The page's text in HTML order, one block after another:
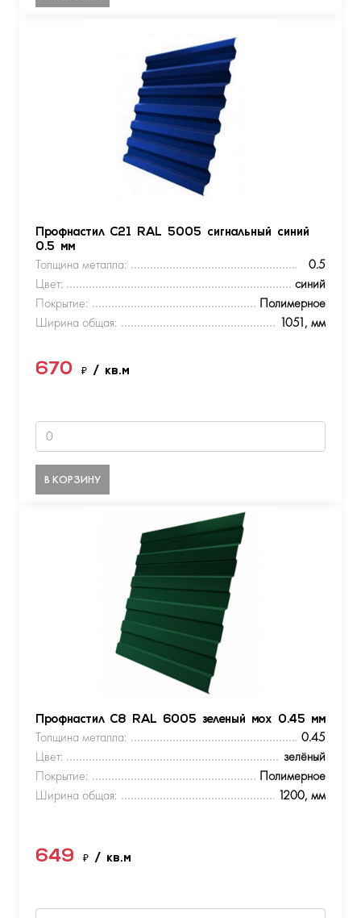
Профнастил С21 RAL 5005 сигнальный синий
0.5 мм
Толщина металла:
0.5
Цвет:
синий
Покрытие:
Полимерное
Ширина общая:
1051, мм
670 ₽ / кв.м
В КОРЗИНУ
Профнастил С8 RAL 6005 зеленый мох 0.45 мм
Толщина металла:
0.45
Цвет:
зелёный
Покрытие:
Полимерное
Ширина общая:
1200, мм
649 ₽ / кв.м